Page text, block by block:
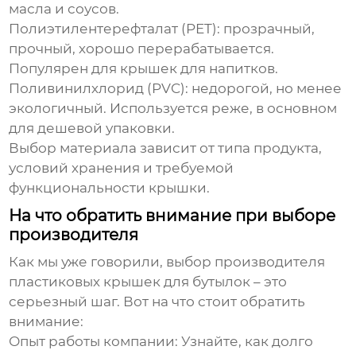
масла и соусов.
Полиэтилентерефталат (PET): прозрачный,
прочный, хорошо перерабатывается.
Популярен для крышек для напитков.
Поливинилхлорид (PVC): недорогой, но менее
экологичный. Используется реже, в основном
для дешевой упаковки.
Выбор материала зависит от типа продукта,
условий хранения и требуемой
функциональности крышки.
На что обратить внимание при выборе
производителя
Как мы уже говорили, выбор производителя
пластиковых крышек для бутылок – это
серьезный шаг. Вот на что стоит обратить
внимание:
Опыт работы компании: Узнайте, как долго